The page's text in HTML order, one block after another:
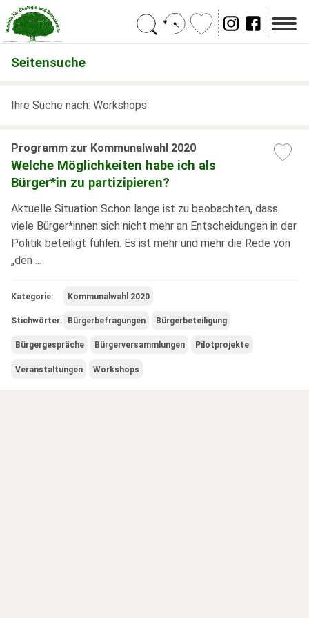
Suchen
Seitensuche
Ihre Suche nach: Workshops
Programm zur Kommunalwahl 2020
Welche Möglichkeiten habe ich als
Bürger*in zu partizipieren?
Aktuelle Situation Schon lange ist zu beobachten, dass
viele Bürger*innen sich nicht mehr an Entscheidungen in der
Politik beteiligt fühlen. Es ist mehr und mehr die Rede von
„den ...
Kategorie: Kommunalwahl 2020
Stichwörter: Bürgerbefragungen Bürgerbeteiligung
Bürgergespräche Bürgerversammlungen Pilotprojekte
Veranstaltungen Workshops